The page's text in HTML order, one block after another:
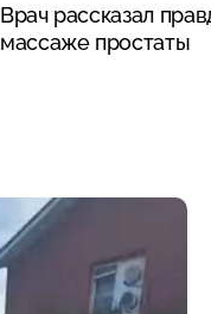
Врач рассказал
массаже простаты